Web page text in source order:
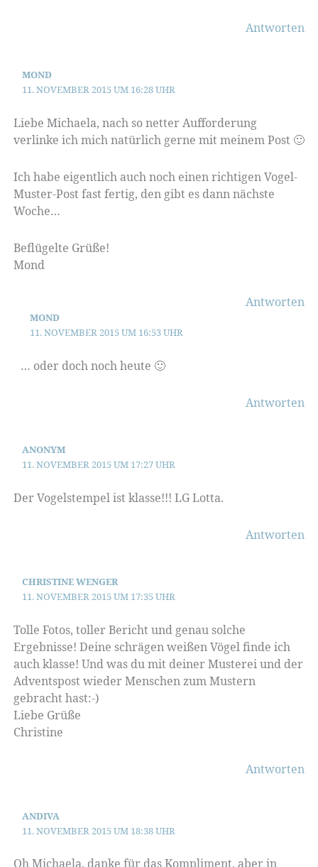
Antworten
MOND
11. NOVEMBER 2015 UM 16:28 UHR
Liebe Michaela, nach so netter Aufforderung
verlinke ich mich natürlich gerne mit meinem Post 🙂
Ich habe eigentlich auch noch einen richtigen Vogel-
Muster-Post fast fertig, den gibt es dann nächste
Woche…
Beflügelte Grüße!
Mond
Antworten
MOND
11. NOVEMBER 2015 UM 16:53 UHR
… oder doch noch heute 🙂
Antworten
ANONYM
11. NOVEMBER 2015 UM 17:27 UHR
Der Vogelstempel ist klasse!!! LG Lotta.
Antworten
CHRISTINE WENGER
11. NOVEMBER 2015 UM 17:35 UHR
Tolle Fotos, toller Bericht und genau solche
Ergebnisse! Deine schrägen weißen Vögel finde ich
auch klasse! Und was du mit deiner Musterei und der
Adventspost wieder Menschen zum Mustern
gebracht hast:-)
Liebe Grüße
Christine
Antworten
ANDIVA
11. NOVEMBER 2015 UM 18:38 UHR
Oh Michaela, danke für das Kompliment, aber in